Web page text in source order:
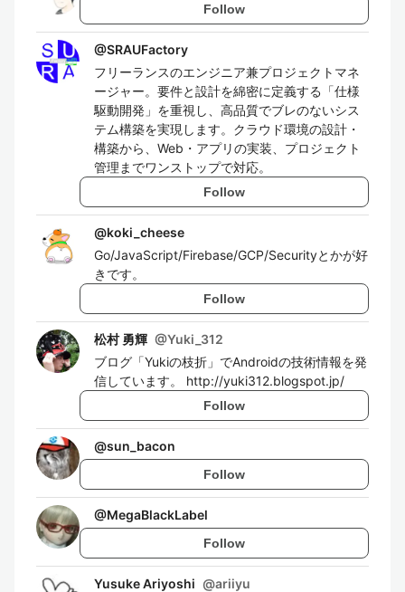
Follow
@SRAUFactory
フリーランスのエンジニア兼プロジェクトマネ
ージャー。要件と設計を綿密に定義する「仕様
駆動開発」を重視し、高品質でブレのないシス
テム構築を実現します。クラウド環境の設計・
構築から、Web・アプリの実装、プロジェクト
管理までワンストップで対応。
Follow
@koki_cheese
Go/JavaScript/Firebase/GCP/Securityとかが好
きです。
Follow
松村 勇輝 @Yuki_312
ブログ「Yukiの枝折」でAndroidの技術情報を発
信しています。 http://yuki312.blogspot.jp/
Follow
@sun_bacon
Follow
@MegaBlackLabel
Follow
Yusuke Ariyoshi @ariiyu